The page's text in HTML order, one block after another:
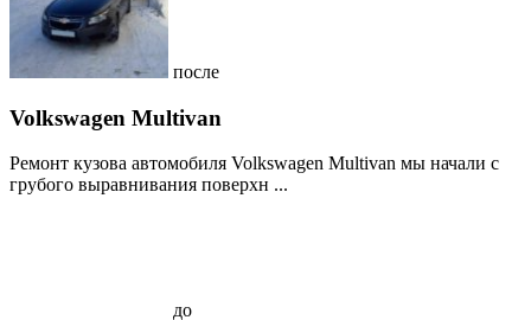
после
Volkswagen Multivan
Ремонт кузова автомобиля Volkswagen Multivan мы начали с
грубого выравнивания поверхн ...
до